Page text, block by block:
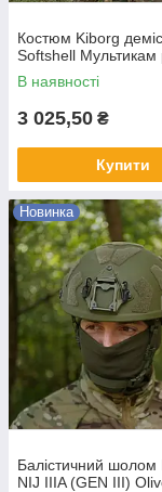
Костюм Kiborg
Softshell Мультикам
В наявності
3 025,50 ₴
Купити
Новинка
Балістичний шолом
NIJ IIIA (GEN III)